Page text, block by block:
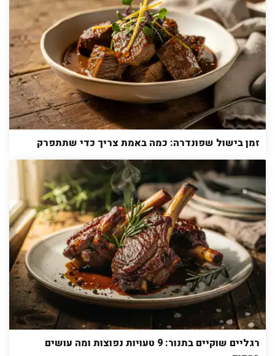
זמן בישול שפונדרה: כמה באמת צריך כדי שתתפרק
רגליים שוקיים בתנור: 9 טעויות נפוצות ומה עושים